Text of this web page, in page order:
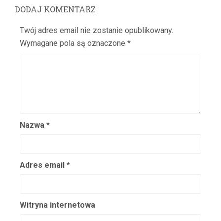
Barwiński Henryk
Batycka Zofia
Baurska – Wiśniewska Halina
Belina Anna
Belski Stanisław
Benita Ina
DODAJ KOMENTARZ
Twój adres email nie zostanie opublikowany.
Wymagane pola są oznaczone *
Nazwa *
Adres email *
Witryna internetowa